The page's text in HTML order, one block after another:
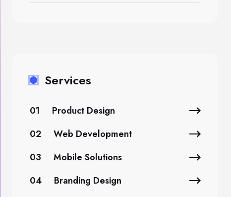
Services
01
Product Design
02
Web Development
03
Mobile Solutions
04
Branding Design